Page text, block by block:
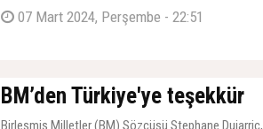
07 Mart 2024, Perşembe - 22:51
BM’den Türkiye'ye teşekkür
Birleşmiş Milletler (BM) Sözcüsü Stephane Dujarric,